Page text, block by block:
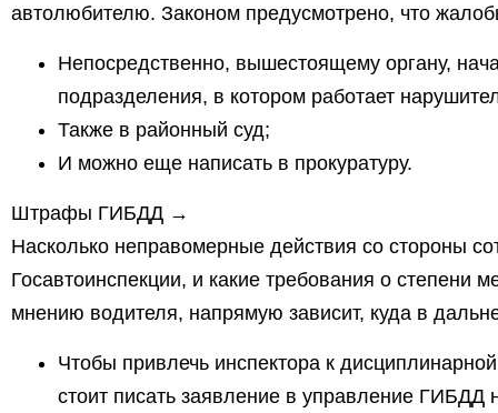
автолюбителю. Законом предусмотрено, что
Непосредственно, вышестоящему органу,
подразделения, в котором работает
Также в районный суд;
И можно еще написать в прокуратуру.
Штрафы ГИБДД →
Насколько неправомерные действия со стороны
Госавтоинспекции, и какие требования о степени
мнению водителя, напрямую зависит, куда в
Чтобы привлечь инспектора к дисциплинарной
стоит писать заявление в управление ГИБДД